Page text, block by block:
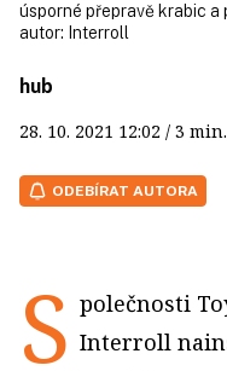
úsporné přepravě krabic a
autor: Interroll
hub
28. 10. 2021 12:02 / 3
ODEBÍRAT AUTORA
S polečnosti
Interroll